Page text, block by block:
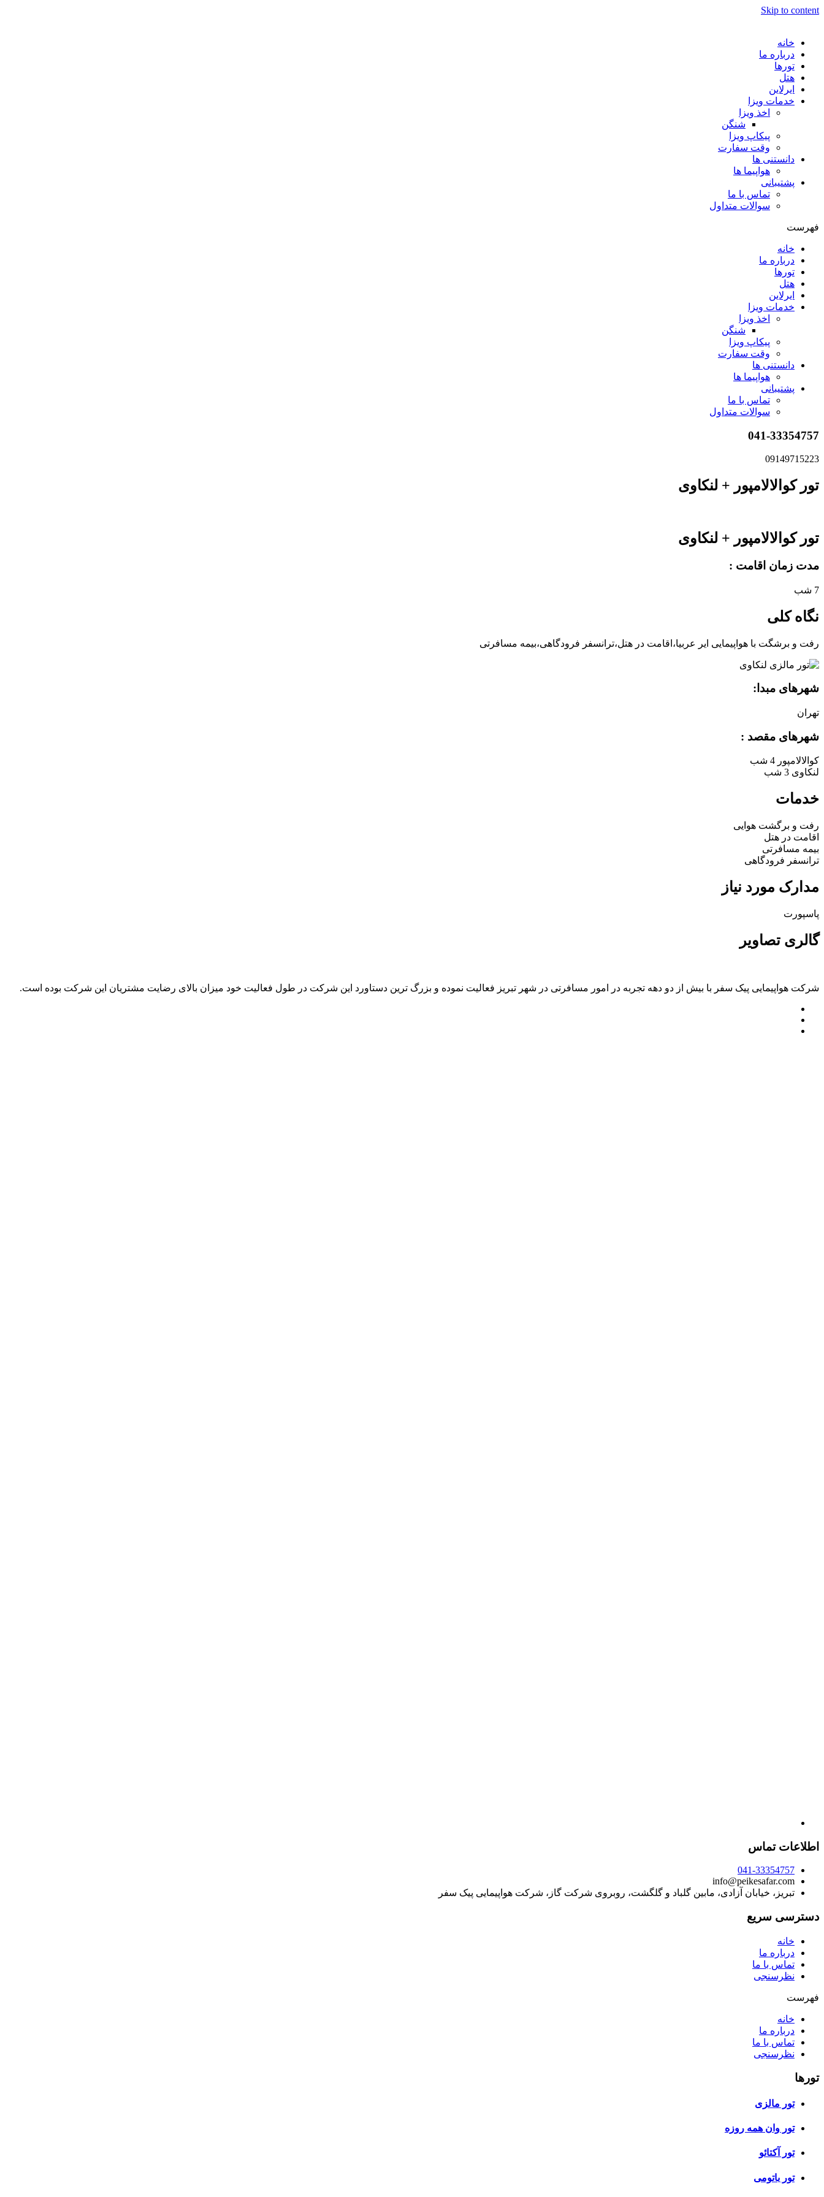
Skip to content
خانه
درباره ما
تورها
هتل
ایرلاین
خدمات ویزا
اخذ ویزا
شنگن
پیکاپ ویزا
وقت سفارت
دانستنی ها
هواپیما ها
پشتیبانی
تماس با ما
سوالات متداول
فهرست
خانه
درباره ما
تورها
هتل
ایرلاین
خدمات ویزا
اخذ ویزا
شنگن
پیکاپ ویزا
وقت سفارت
دانستنی ها
هواپیما ها
پشتیبانی
تماس با ما
سوالات متداول
041-33354757
09149715223
تور کوالالامپور + لنکاوی
تور کوالالامپور + لنکاوی
مدت زمان اقامت :
7 شب
نگاه کلی
رفت و برشگت با هواپیمایی ایر عربیا،اقامت در هتل،ترانسفر فرودگاهی،بیمه مسافرتی
شهرهای مبدا:
تهران
شهرهای مقصد :
کوالالامپور 4 شب
لنکاوی 3 شب
خدمات
رفت و برگشت هوایی
اقامت در هتل
بیمه مسافرتی
ترانسفر فرودگاهی
مدارک مورد نیاز
پاسپورت
گالری تصاویر
شرکت هواپیمایی پیک سفر با بیش از دو دهه تجربه در امور مسافرتی در شهر تبریز فعالیت نموده و بزرگ ترین دستاورد این شرکت در طول فعالیت خود میزان بالای رضایت مشتریان این شرکت بوده است.
اطلاعات تماس
041-33354757
info@peikesafar.com
تبریز، خیابان آزادی، مابین گلباد و گلگشت، روبروی شرکت گاز، شرکت هواپیمایی پیک سفر
دسترسی سریع
خانه
درباره ما
تماس با ما
نظرسنجی
فهرست
خانه
درباره ما
تماس با ما
نظرسنجی
تورها
تور مالزی
تور وان همه روزه
تور آکتائو
تور باتومی